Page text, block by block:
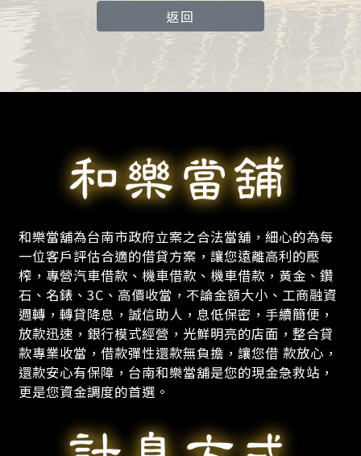
返回
和樂當舖為台南市政府立案之合法當舖，細心的為每
一位客戶評估合適的借貸方案，讓您遠離高利的壓
榨，專營汽車借款、機車借款、機車借款，黃金、鑽
石、名錶、3C、高價收當，不論金額大小、工商融資
週轉，轉貸降息，誠信助人，息低保密，手續簡便，
放款迅速，銀行模式經營，光鮮明亮的店面，整合貸
款專業收當，借款彈性還款無負擔，讓您借 款放心，
還款安心有保障，台南和樂當舖是您的現金急救站，
更是您資金調度的首選。